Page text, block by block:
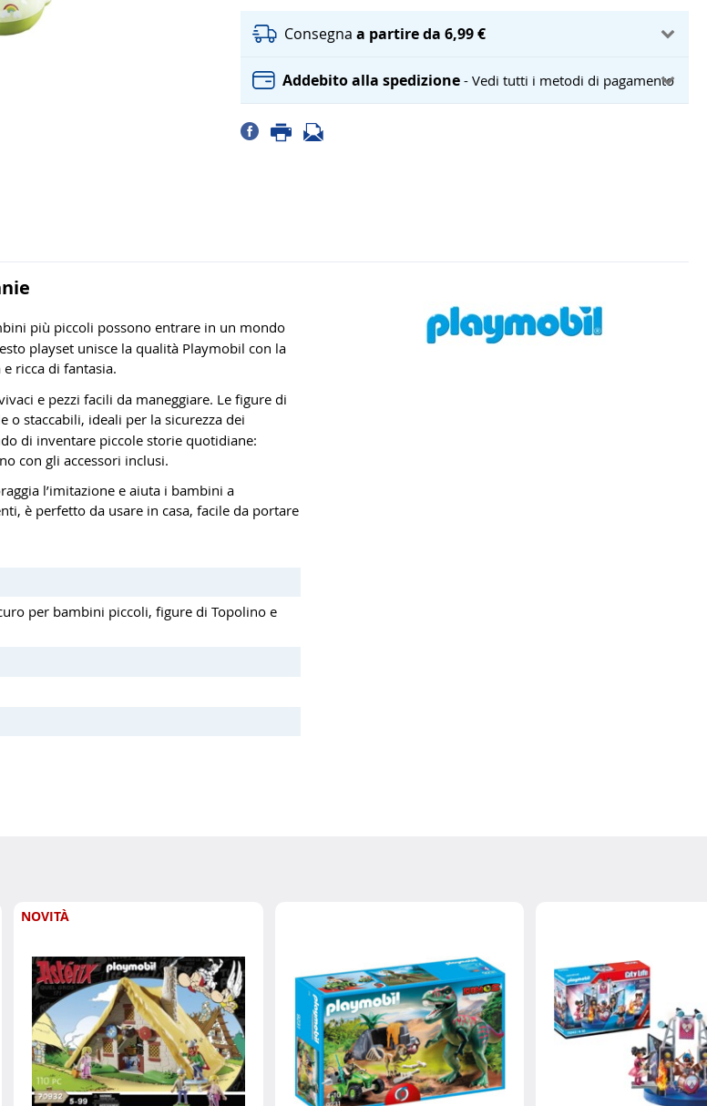
Consegnaa partire da 6,99 €
Addebito alla spedizione- Vedi tutti i metodi di pagamento
più piccoli possono entrare in un mondo
playset unisce la qualità Playmobil con la
ricca di fantasia.
e pezzi facili da maneggiare. Le figure di
o staccabili, ideali per la sicurezza dei
di inventare piccole storie quotidiane:
con gli accessori inclusi.
l’imitazione e aiuta i bambini a
è perfetto da usare in casa, facile da portare
per bambini piccoli, figure di Topolino e
NOVITÀ